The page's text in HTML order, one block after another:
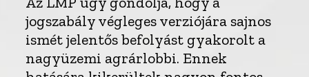
jogszabály végleges verziójára sajnos
ismét jelentős befolyást gyakorolt a
nagyüzemi agrárlobbi. Ennek